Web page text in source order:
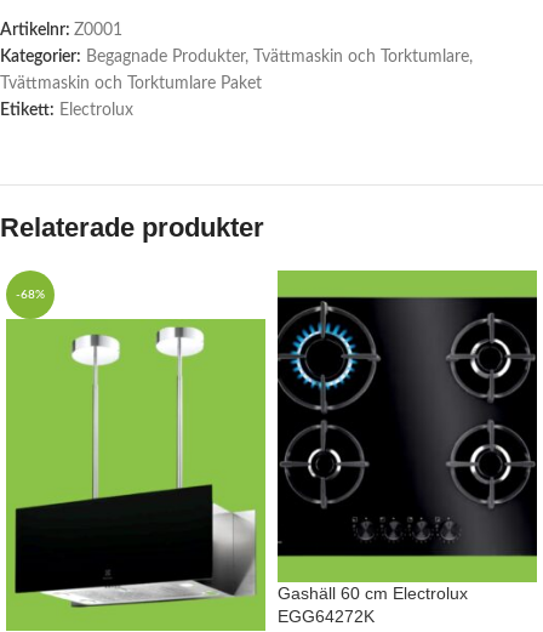
Artikelnr: Z0001
Kategorier: Begagnade Produkter, Tvättmaskin och Torktumlare,
Tvättmaskin och Torktumlare Paket
Etikett: Electrolux
Relaterade produkter
-68%
Gashäll 60 cm Electrolux
EGG64272K